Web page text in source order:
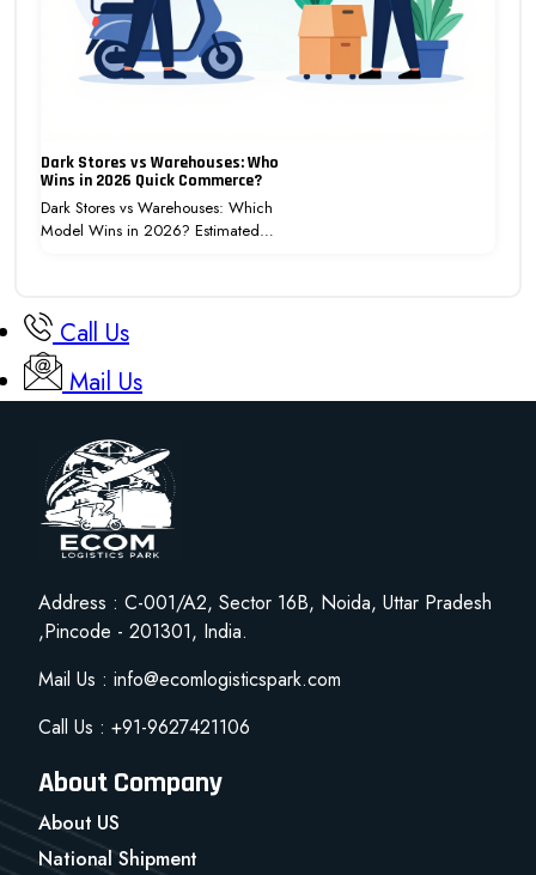
Dark Stores vs Warehouses: Who
Wins in 2026 Quick Commerce?
Dark Stores vs Warehouses: Which
Model Wins in 2026? Estimated…
Call Us
Mail Us
Address : C-001/A2, Sector 16B, Noida, Uttar Pradesh
,Pincode - 201301, India.
Mail Us : info@ecomlogisticspark.com
Call Us : +91-9627421106
About Company
About US
National Shipment